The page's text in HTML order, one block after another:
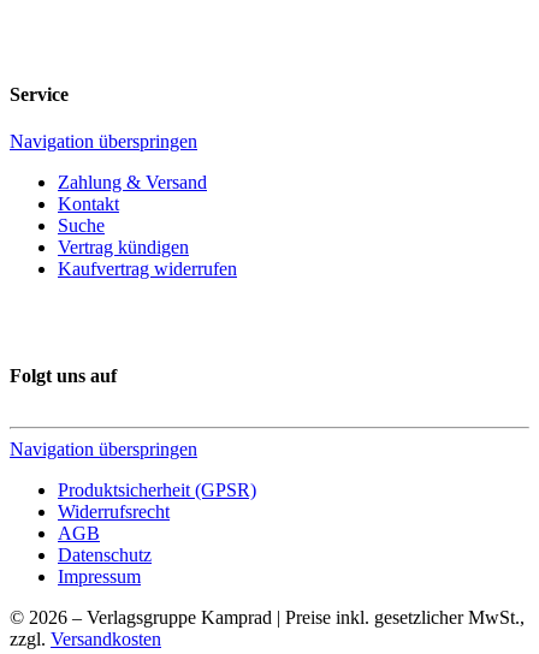
Service
Navigation überspringen
Zahlung & Versand
Kontakt
Suche
Vertrag kündigen
Kaufvertrag widerrufen
Folgt uns auf
Navigation überspringen
Produktsicherheit (GPSR)
Widerrufsrecht
AGB
Datenschutz
Impressum
© 2026 – Verlagsgruppe Kamprad | Preise inkl. gesetzlicher MwSt.,
zzgl. Versandkosten